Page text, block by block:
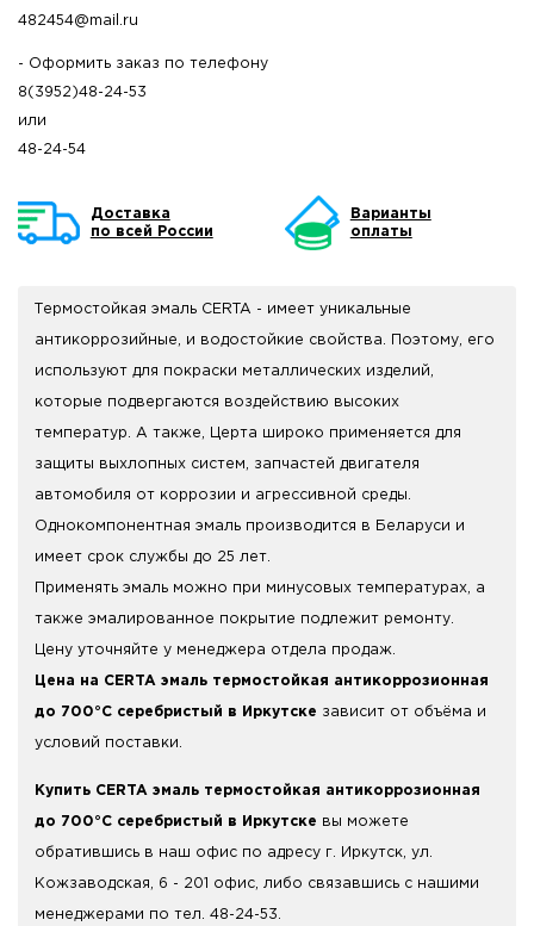
482454@mail.ru
- Оформить заказ по телефону
8(3952)48-24-53
или
48-24-54
Доставка
по всей России
Варианты
оплаты
Термостойкая эмаль CERTA - имеет уникальные
антикоррозийные, и водостойкие свойства. Поэтому, его
используют для покраски металлических изделий,
которые подвергаются воздействию высоких
температур. А также, Церта широко применяется для
защиты выхлопных систем, запчастей двигателя
автомобиля от коррозии и агрессивной среды.
Однокомпонентная эмаль производится в Беларуси и
имеет срок службы до 25 лет.
Применять эмаль можно при минусовых температурах, а
также эмалированное покрытие подлежит ремонту.
Цену уточняйте у менеджера отдела продаж.
Цена на CERTA эмаль термостойкая антикоррозионная
до 700°С серебристый в Иркутске зависит от объёма и
условий поставки.
Купить CERTA эмаль термостойкая антикоррозионная
до 700°С серебристый в Иркутске вы можете
обратившись в наш офис по адресу г. Иркутск, ул.
Кожзаводская, 6 - 201 офис, либо связавшись с нашими
менеджерами по тел. 48-24-53.